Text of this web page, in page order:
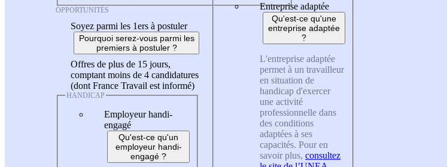
OPPORTUNITÉS
Soyez parmi les 1ers à postuler
Pourquoi serez-vous parmi les
premiers à postuler ?
Offres de plus de 15 jours,
comptant moins de 4 candidatures
(dont France Travail est informé)
HANDICAP
Employeur handi-
engagé
Qu'est-ce qu'un
employeur handi-
engagé ?
Entreprise adaptée
Qu'est-ce qu'une
entreprise adaptée
?
L'entreprise adaptée
permet à un travailleur
en situation de
handicap d'exercer
une activité
professionnelle dans
des conditions
adaptées à ses
capacités. Pour en
savoir plus, consultez